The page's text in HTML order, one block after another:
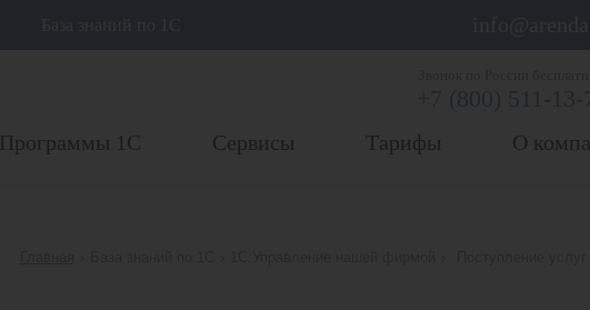
Программы 1С Сервисы Тарифы О